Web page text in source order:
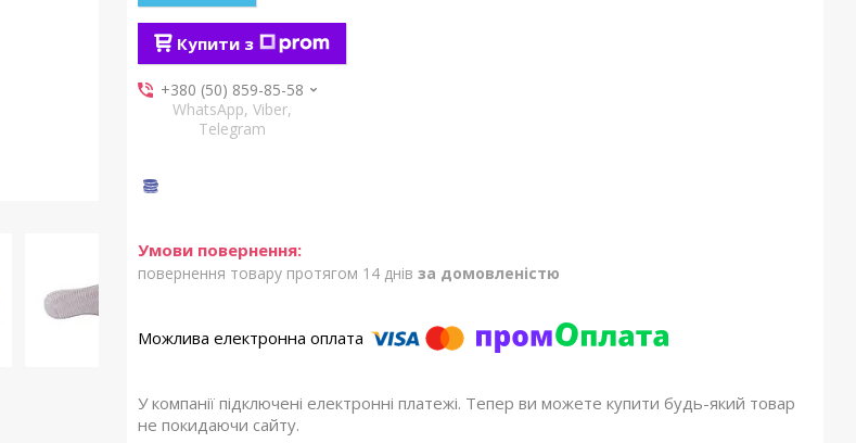
Купити з
+380 (50) 859-85-58
WhatsApp, Viber,
Telegram
повернення товару протягом 14 днів за домовленістю
У компанії підключені електронні платежі. Тепер ви можете купити будь-який товар
не покидаючи сайту.